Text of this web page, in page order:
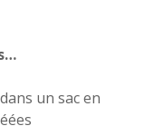
un sac en